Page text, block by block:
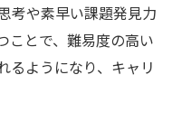
ラミングの応用術
システムエンジニ
考や素早い課題発見力
ことで、難易度の高い
るようになり、キャリ